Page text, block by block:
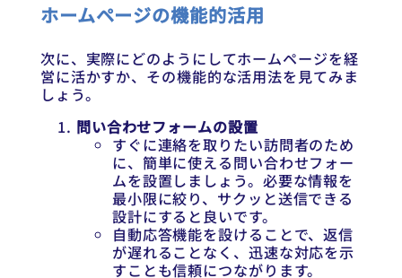
ホームページの機能的活用
次に、実際にどのようにしてホームページを経
営に活かすか、その機能的な活用法を見てみま
しょう。
問い合わせフォームの設置
すぐに連絡を取りたい訪問者のため
に、簡単に使える問い合わせフォー
ムを設置しましょう。必要な情報を
最小限に絞り、サクッと送信できる
設計にすると良いです。
自動応答機能を設けることで、返信
が遅れることなく、迅速な対応を示
すことも信頼につながります。